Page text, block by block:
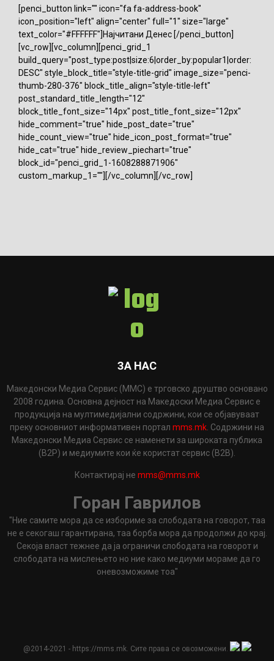
[penci_button link="" icon="fa fa-address-book"
icon_position="left" align="center" full="1" size="large"
text_color="#FFFFFF"]Најчитани Денес [/penci_button]
[vc_row][vc_column][penci_grid_1
build_query="post_type:post|size:6|order_by:popular1|order:
DESC" style_block_title="style-title-grid" image_size="penci-
thumb-280-376" block_title_align="style-title-left"
post_standard_title_length="12"
block_title_font_size="14px" post_title_font_size="12px"
hide_comment="true" hide_post_date="true"
hide_count_view="true" hide_icon_post_format="true"
hide_cat="true" hide_review_piechart="true"
block_id="penci_grid_1-1608288871906"
custom_markup_1=""][/vc_column][/vc_row]
ЗА НАС
Македонски Медиа Сервис (ММС) е трговско друштво основано
2008 година. Основна дејност на Македоски Медиа Сервис е
продукција на мултимедијални содржини, кои се објавуваат
преку основниот информативен портал mms.mk . Содржини на
Македонски Медиа Сервис се наменети за широката публика
(B2P) и медиумите кои ќе користат сервис (B2B).
Контактирај не mms@mms.mk
Горан Гаврилов
"Ние самите мора да се избориме за слободата на говорот, таа
не е секогаш гарантирана, таа борба мора да продолжи до крај.
Секоја власт тежнее да ја ограничи слободата на говорот и
слободата на мислењето но ние како медиуми мораме да го
оневозможиме тоа"
@2014-2021 - https://mms.mk. Сите права се овозможени.